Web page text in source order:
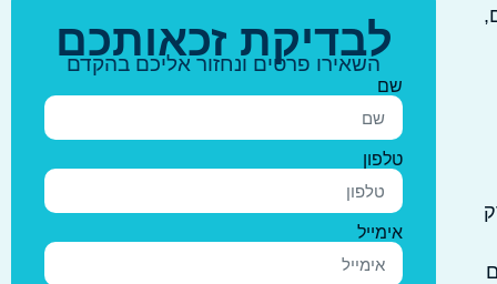
לבדיקת זכאותכם
השאירו פרטים ונחזור אליכם בהקדם
שם
טלפון
אימייל